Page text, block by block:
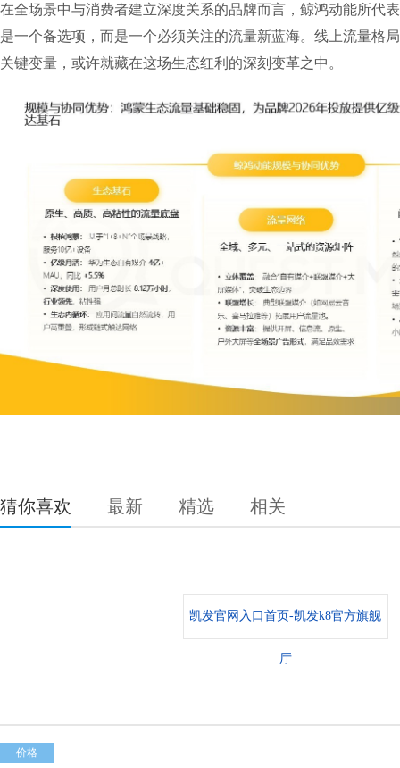
在全场景中与消费者建立深度关系的品牌而言，鲸鸿动能所代
是一个备选项，而是一个必须关注的流量新蓝海。线上流量格
关键变量，或许就藏在这场生态红利的深刻变革之中。
猜你喜欢 最新 精选 相关
凯发官网入口首页-凯发k8官方旗舰
厅
价格